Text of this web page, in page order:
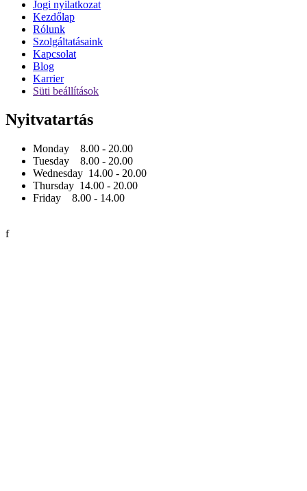
Jogi nyilatkozat
Kezdőlap
Rólunk
Szolgáltatásaink
Kapcsolat
Blog
Karrier
Süti beállítások
Nyitvatartás
Monday 8.00 - 20.00
Tuesday 8.00 - 20.00
Wednesday 14.00 - 20.00
Thursday 14.00 - 20.00
Friday 8.00 - 14.00
f